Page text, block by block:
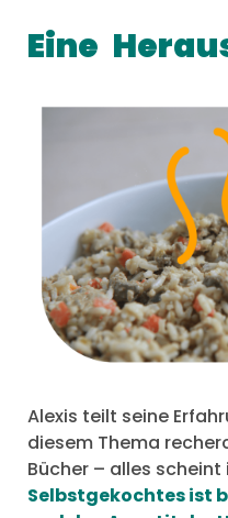
Eine
Alexis teilt seine
diesem Thema
Bücher – alles
Selbstgekochtes ist